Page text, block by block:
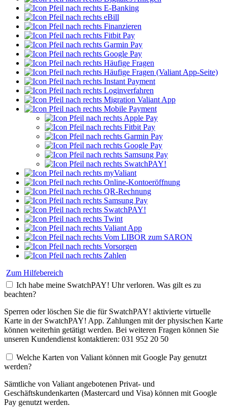
E-Banking
eBill
Finanzieren
Fitbit Pay
Garmin Pay
Google Pay
Häufige Fragen
Häufige Fragen (Valiant App-Seite)
Instant Payment
Loginverfahren
Migration Valiant App
Mobile Payment
Apple Pay
Fitbit Pay
Garmin Pay
Google Pay
Samsung Pay
SwatchPAY!
myValiant
Online-Kontoeröffnung
QR-Rechnung
Samsung Pay
SwatchPAY!
Twint
Valiant App
Vom LIBOR zum SARON
Vorsorgen
Zahlen
Zum Hilfebereich
Ich habe meine SwatchPAY! Uhr verloren. Was gilt es zu
beachten?
Sperren oder löschen Sie die für SwatchPAY! aktivierte virtuelle
Karte in der SwatchPAY! App. Zahlungen mit der physischen Karte
können weiterhin getätigt werden. Bei weiteren Fragen können Sie
unseren Kundendienst kontaktieren: 031 952 20 50
Welche Karten von Valiant können mit Google Pay genutzt
werden?
Sämtliche von Valiant angebotenen Privat- und
Geschäftskundenkarten (Mastercard und Visa) können mit Google
Pay genutzt werden.